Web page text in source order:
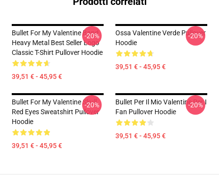
Bullet For My Valentine Band
Heavy Metal Best Seller Logo
Classic T-Shirt Pullover Hoodie
39,51 € - 45,95 €
-20%
Ossa Valentine Verde Pullover
Hoodie
39,51 € - 45,95 €
-20%
Bullet For My Valentine Skull
Red Eyes Sweatshirt Pullover
Hoodie
39,51 € - 45,95 €
-20%
Bullet Per Il Mio Valentine Per I
Fan Pullover Hoodie
39,51 € - 45,95 €
-20%